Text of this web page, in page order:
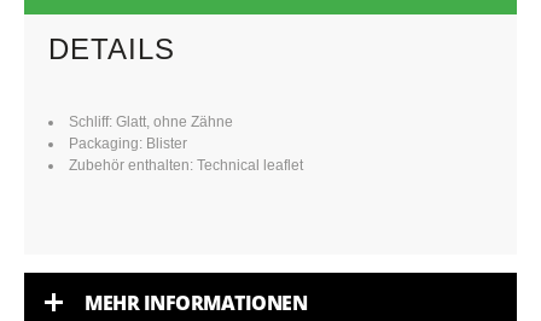
DETAILS
Schliff: Glatt, ohne Zähne
Packaging: Blister
Zubehör enthalten: Technical leaflet
MEHR INFORMATIONEN